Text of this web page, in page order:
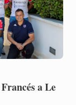
a Le